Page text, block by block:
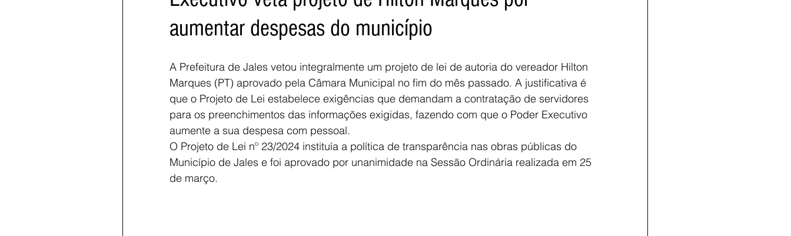
Voltar
aumentar despesas do município
A Prefeitura de Jales vetou integralmente um projeto de lei de autoria do vereador Hilton
Marques (PT) aprovado pela Câmara Municipal no fim do mês passado. A justificativa é
que o Projeto de Lei estabelece exigências que demandam a contratação de servidores
para os preenchimentos das informações exigidas, fazendo com que o Poder Executivo
aumente a sua despesa com pessoal.
O Projeto de Lei nº 23/2024 instituía a política de transparência nas obras públicas do
Município de Jales e foi aprovado por unanimidade na Sessão Ordinária realizada em 25
de março.